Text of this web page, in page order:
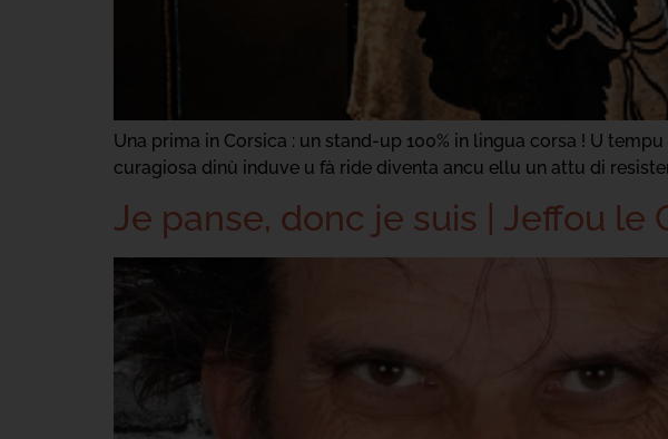
Una prima in Corsica : un stand-up 100% in lingua corsa ! U
curagiosa dinù induve u fà ride diventa ancu ellu un attu di
Je panse, donc je suis | Jeffou le